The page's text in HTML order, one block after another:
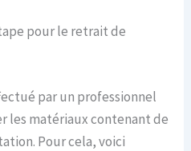
pour le retrait de
par un professionnel
les matériaux contenant de
Pour cela, voici